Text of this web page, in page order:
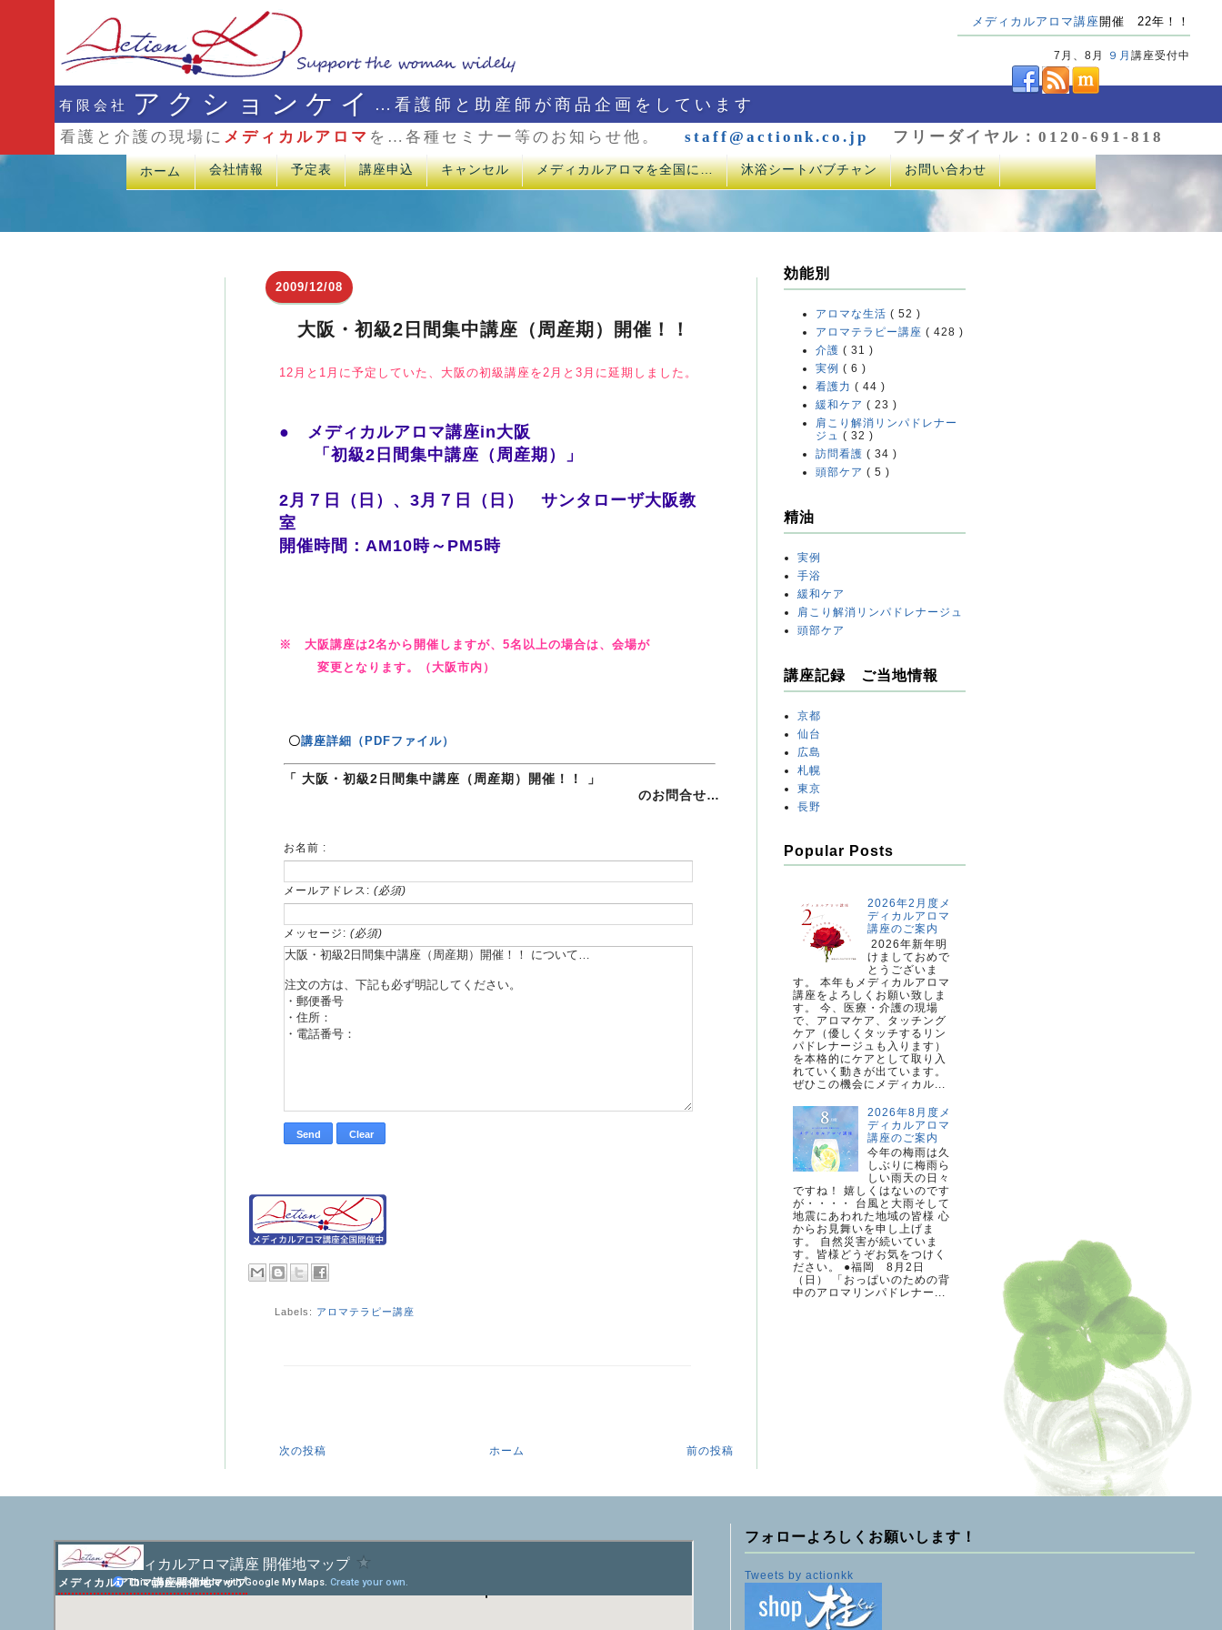
メディカルアロマ講座開催 22年！！
7月、8月 ９月 講座受付中
有限会社 アクションケイ …看護師と助産師が商品企画をしています
看護と介護の現場に メディカルアロマ を…各種セミナー等のお知らせ他。 staff@actionk.co.jp フリーダイヤル：0120-691-818
ホーム 会社情報 予定表 講座申込 キャンセル メディカルアロマを全国に… 沐浴シートバブチャン お問い合わせ
2009/12/08
大阪・初級2日間集中講座（周産期）開催！！
12月と1月に予定していた、大阪の初級講座を2月と3月に延期しました。
● メディカルアロマ講座in大阪
「初級2日間集中講座（周産期）」
2月７日（日）、3月７日（日） サンタローザ大阪教
室
開催時間：AM10時～PM5時
※ 大阪講座は2名から開催しますが、5名以上の場合は、会場が
変更となります。（大阪市内）
〇講座詳細（PDFファイル）
「 大阪・初級2日間集中講座（周産期）開催！！ 」
のお問合せ…
お名前 :
メールアドレス: (必須)
メッセージ: (必須)
Labels: アロマテラピー講座
次の投稿 前の投稿
ホーム
効能別
アロマな生活 ( 52 )
アロマテラピー講座 ( 428 )
介護 ( 31 )
実例 ( 6 )
看護力 ( 44 )
緩和ケア ( 23 )
肩こり解消リンパドレナー
ジュ ( 32 )
訪問看護 ( 34 )
頭部ケア ( 5 )
精油
実例
手浴
緩和ケア
肩こり解消リンパドレナージュ
頭部ケア
講座記録 ご当地情報
京都
仙台
広島
札幌
東京
長野
Popular Posts
2026年2月度メ
ディカルアロマ
講座のご案内
2026年新年明
けましておめで
とうございま
す。 本年もメディカルアロマ
講座をよろしくお願い致しま
す。 今、医療・介護の現場
で、アロマケア、タッチング
ケア（優しくタッチするリン
パドレナージュも入ります）
を本格的にケアとして取り入
れていく動きが出ています。
ぜひこの機会にメディカル...
2026年8月度メ
ディカルアロマ
講座のご案内
今年の梅雨は久
しぶりに梅雨ら
しい雨天の日々
ですね！ 嬉しくはないのです
が・・・・ 台風と大雨そして
地震にあわれた地域の皆様 心
からお見舞いを申し上げま
す。 自然災害が続いていま
す。皆様どうぞお気をつけく
ださい。 ●福岡 8月2日
（日） 「おっぱいのための背
中のアロマリンパドレナー...
メディカルアロマ講座開催地マップ
フォローよろしくお願いします！
Tweets by actionkk